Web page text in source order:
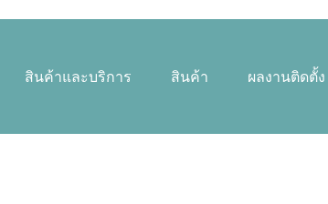
สินค้าและบริการ สินค้า ผลงานติดตั้ง